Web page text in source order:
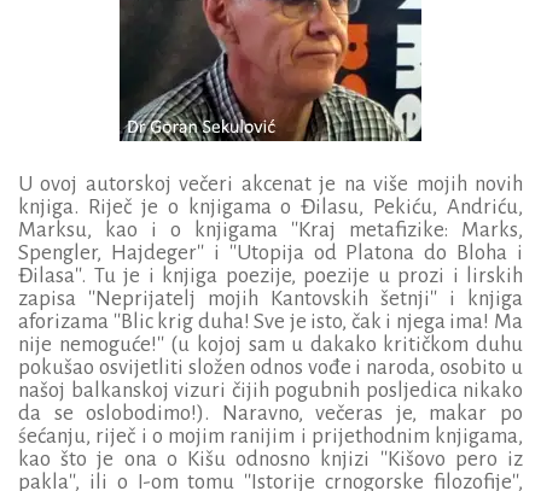
U ovoj autorskoj večeri akcenat je na više mojih novih
knjiga. Riječ je o knjigama o Đilasu, Pekiću, Andriću,
Marksu, kao i o knjigama ''Kraj metafizike: Marks,
Spengler, Hajdeger'' i ''Utopija od Platona do Bloha i
Đilasa''. Tu je i knjiga poezije, poezije u prozi i lirskih
zapisa ''Neprijatelj mojih Kantovskih šetnji'' i knjiga
aforizama ''Blic krig duha! Sve je isto, čak i njega ima! Ma
nije nemoguće!'' (u kojoj sam u dakako kritičkom duhu
pokušao osvijetliti složen odnos vođe i naroda, osobito u
našoj balkanskoj vizuri čijih pogubnih posljedica nikako
da se oslobodimo!). Naravno, večeras je, makar po
śećanju, riječ i o mojim ranijim i prijethodnim knjigama,
kao što je ona o Kišu odnosno knjizi ''Kišovo pero iz
pakla'', ili o I-om tomu ''Istorije crnogorske filozofije'',